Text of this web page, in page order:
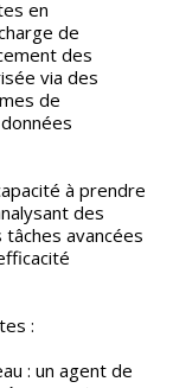
en
de
des
via des
de
à prendre
des
avancées
:
: un agent de